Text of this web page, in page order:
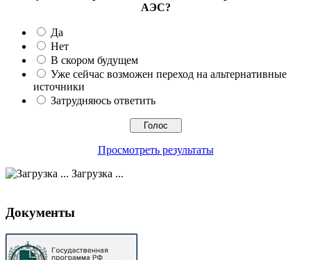
АЭС?
Да
Нет
В скором будущем
Уже сейчас возможен переход на альтернативные
источники
Затрудняюсь ответить
Просмотреть результаты
Загрузка ...
Документы